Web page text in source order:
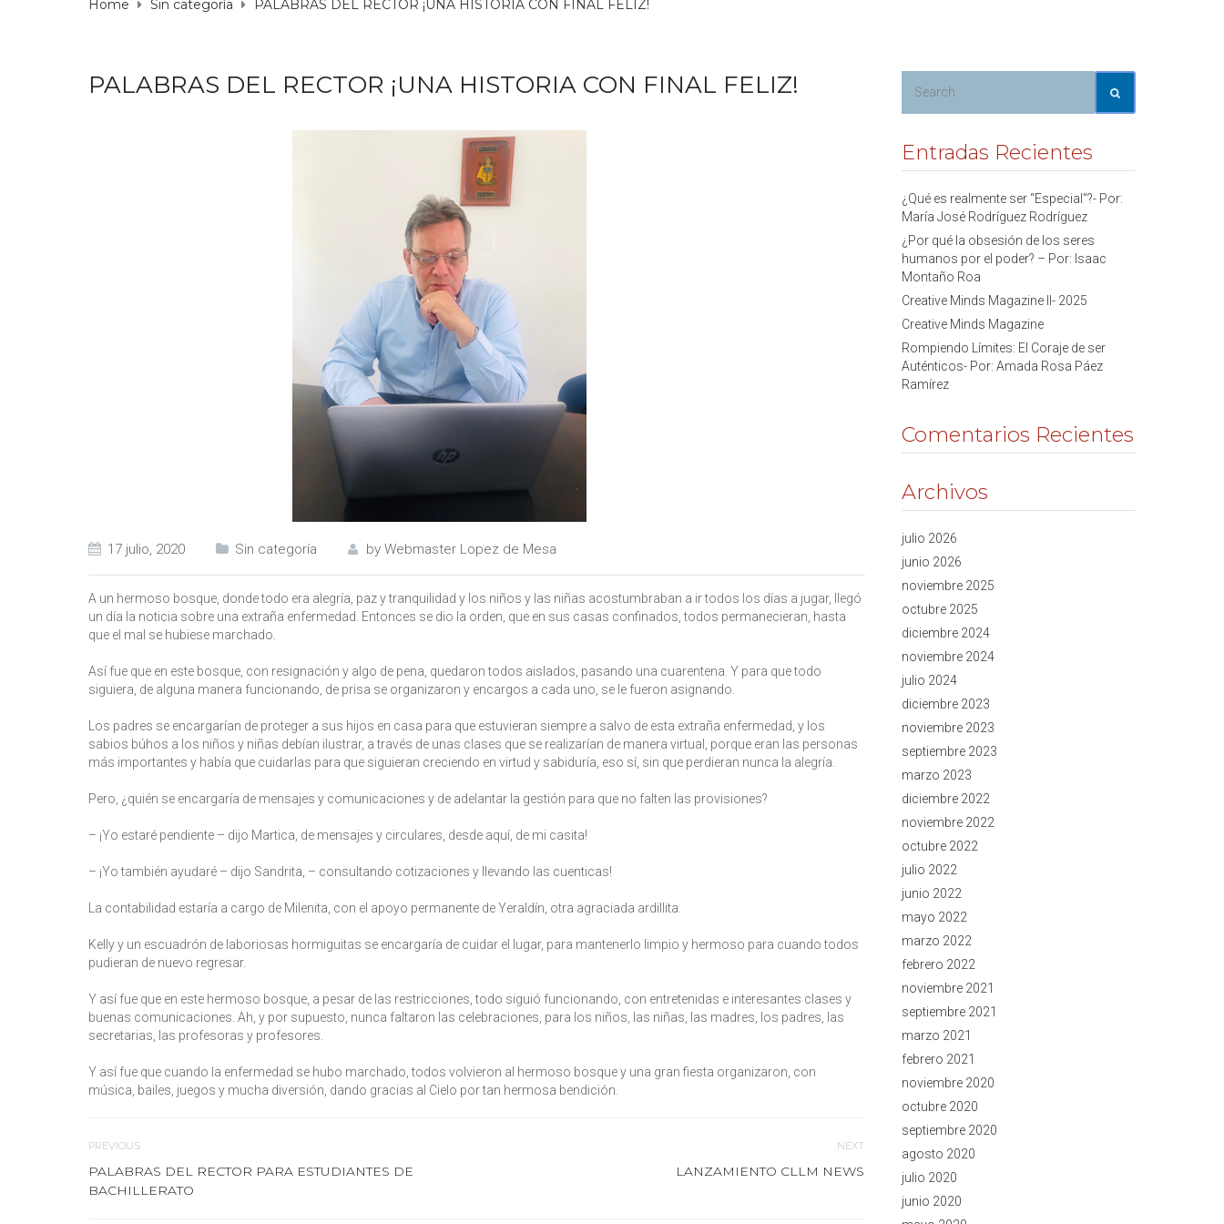
Home Sin categoría PALABRAS DEL RECTOR ¡UNA HISTORIA CON FINAL FELIZ!
PALABRAS DEL RECTOR ¡UNA HISTORIA CON FINAL FELIZ!
17 julio, 2020 Sin categoría by Webmaster Lopez de Mesa
A un hermoso bosque, donde todo era alegría, paz y tranquilidad y los niños y las niñas acostumbraban a ir todos los días a jugar, llegó
un día la noticia sobre una extraña enfermedad. Entonces se dio la orden, que en sus casas confinados, todos permanecieran, hasta
que el mal se hubiese marchado.
Así fue que en este bosque, con resignación y algo de pena, quedaron todos aislados, pasando una cuarentena. Y para que todo
siguiera, de alguna manera funcionando, de prisa se organizaron y encargos a cada uno, se le fueron asignando.
Los padres se encargarían de proteger a sus hijos en casa para que estuvieran siempre a salvo de esta extraña enfermedad, y los
sabios búhos a los niños y niñas debían ilustrar, a través de unas clases que se realizarían de manera virtual, porque eran las personas
más importantes y había que cuidarlas para que siguieran creciendo en virtud y sabiduría, eso sí, sin que perdieran nunca la alegría.
Pero, ¿quién se encargaría de mensajes y comunicaciones y de adelantar la gestión para que no falten las provisiones?
– ¡Yo estaré pendiente – dijo Martica, de mensajes y circulares, desde aquí, de mi casita!
– ¡Yo también ayudaré – dijo Sandrita, – consultando cotizaciones y llevando las cuenticas!
La contabilidad estaría a cargo de Milenita, con el apoyo permanente de Yeraldín, otra agraciada ardillita.
Kelly y un escuadrón de laboriosas hormiguitas se encargaría de cuidar el lugar, para mantenerlo limpio y hermoso para cuando todos
pudieran de nuevo regresar.
Y así fue que en este hermoso bosque, a pesar de las restricciones, todo siguió funcionando, con entretenidas e interesantes clases y
buenas comunicaciones. Ah, y por supuesto, nunca faltaron las celebraciones, para los niños, las niñas, las madres, los padres, las
secretarias, las profesoras y profesores.
Y así fue que cuando la enfermedad se hubo marchado, todos volvieron al hermoso bosque y una gran fiesta organizaron, con
música, bailes, juegos y mucha diversión, dando gracias al Cielo por tan hermosa bendición.
PREVIOUS
PALABRAS DEL RECTOR PARA ESTUDIANTES DE
BACHILLERATO
NEXT
LANZAMIENTO CLLM NEWS
Entradas Recientes
¿Qué es realmente ser “Especial”?- Por:
María José Rodríguez Rodríguez
¿Por qué la obsesión de los seres
humanos por el poder? – Por: Isaac
Montaño Roa
Creative Minds Magazine II- 2025
Creative Minds Magazine
Rompiendo Límites: El Coraje de ser
Auténticos- Por: Amada Rosa Páez
Ramírez
Comentarios Recientes
Archivos
julio 2026
junio 2026
noviembre 2025
octubre 2025
diciembre 2024
noviembre 2024
julio 2024
diciembre 2023
noviembre 2023
septiembre 2023
marzo 2023
diciembre 2022
noviembre 2022
octubre 2022
julio 2022
junio 2022
mayo 2022
marzo 2022
febrero 2022
noviembre 2021
septiembre 2021
marzo 2021
febrero 2021
noviembre 2020
octubre 2020
septiembre 2020
agosto 2020
julio 2020
junio 2020